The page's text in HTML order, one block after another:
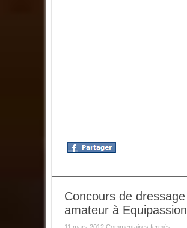
Concours de dressage
amateur à Equipassion
11 mars 2012 Commentaires ferméssur